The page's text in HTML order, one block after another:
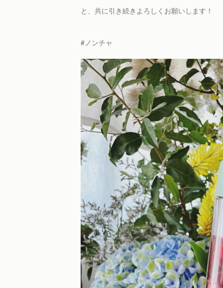
と、共に引き続きよろしくお願いします！
#ノンチャ